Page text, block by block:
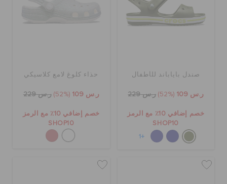
صندل باياباند للأطفال
ر.س 109 (52%) ر.س 229
خصم إضافي 10٪ مع الرمز
SHOP10
+1
حذاء كلوغ لامع كلاسيكي
ر.س 109 (52%) ر.س 229
خصم إضافي 10٪ مع الرمز
SHOP10